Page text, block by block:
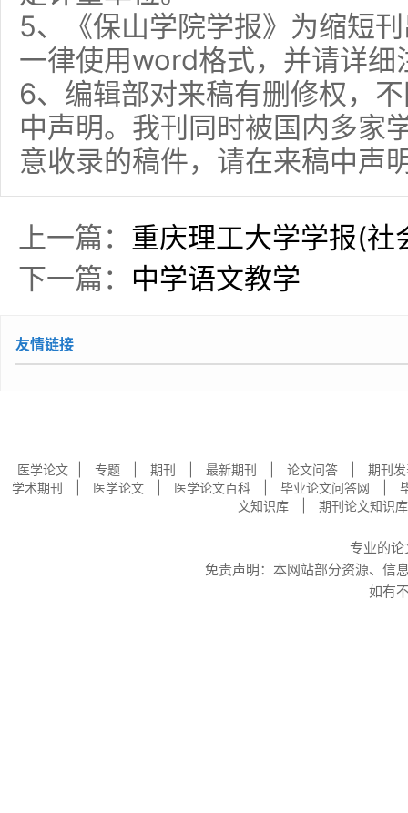
5、《保山学院学报》为缩短
一律使用word格式，并请详细
6、编辑部对来稿有删修权，
中声明。我刊同时被国内多家
意收录的稿件，请在来稿中声
上一篇： 重庆理工大学学报(社
下一篇： 中学语文教学
友情链接
医学论文 专题 期刊 最新期刊 论文问答
期刊
学术期刊
医学论文 医学论文百科 毕业论文问答网
文知识库
期刊论文知识库
专业的论
免责声明：本网站部分资源、信
如有